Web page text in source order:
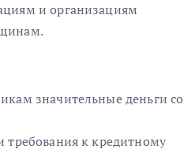
и организациям
значительные деньги со
требования к кредитному